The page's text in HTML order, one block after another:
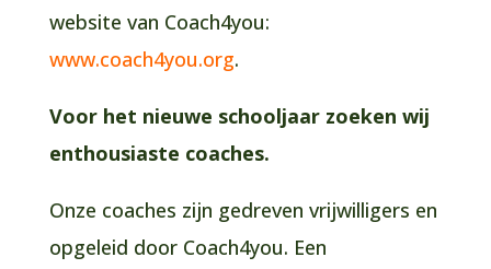
website van Coach4you:
www.coach4you.org.
Voor het nieuwe schooljaar zoeken wij
enthousiaste coaches.
Onze coaches zijn gedreven vrijwilligers en
opgeleid door Coach4you. Een